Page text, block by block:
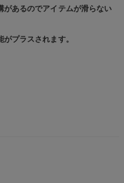
あるのでアイテムが滑らない
プラスされます。